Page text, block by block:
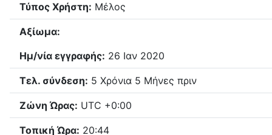
Τύπος Χρήστη: Μέλος
Αξίωμα:
Ημ/νία εγγραφής: 26 Ιαν 2020
Τελ. σύνδεση: 5 Χρόνια 5 Μήνες πριν
Ζώνη Ώρας: UTC +0:00
Τοπική Ώρα: 20:44